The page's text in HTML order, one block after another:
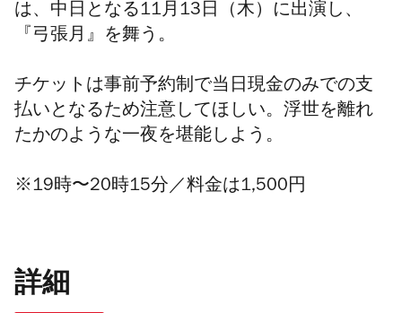
は、中日となる11月13日（木）に出演し、
『弓張月』を舞う。
チケットは事前予約制で当日現金のみでの支
払いとなるため注意してほしい。浮世を離れ
たかのような一夜を堪能しよう。
※19時〜20時15分／料金は1,500円
詳細